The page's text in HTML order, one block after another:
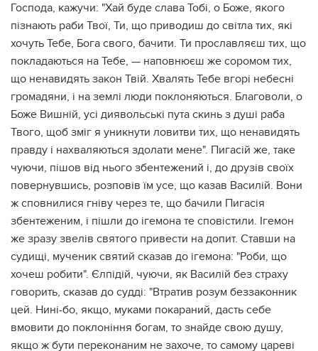
Господа, кажучи: "Хай буде слава Тобі, о Боже, якого
пізнають раби Твої, Ти, що приводиш до світла тих, які
хочуть Тебе, Бога свого, бачити. Ти прославляєш тих, що
покладаються на Тебе, — наповнюєш же соромом тих,
що ненавидять закон Твій. Хвалять Тебе вгорі небесні
громадяни, і на землі люди поклоняються. Благоволи, о
Боже Вишній, усі диявольські пута скинь з душі раба
Твого, щоб зміг я уникнути ловитви тих, що ненавидять
правду і нахваляються здолати мене". Пигасій же, таке
чуючи, пішов від нього збентежений і, до друзів своїх
повернувшись, розповів їм усе, що казав Василій. Вони
ж сповнилися гніву через те, що бачили Пигасія
збентеженим, і пішли до ігемона те сповістили. Ігемон
же зразу звелів святого привести на допит. Ставши на
судищі, мученик святий сказав до ігемона: "Роби, що
хочеш робити". Єлпідій, чуючи, як Василій без страху
говорить, сказав до судді: "Втратив розум беззаконник
цей. Нині-бо, якщо, муками покараний, дасть себе
вмовити до поклоніння богам, то знайде свою душу,
якщо ж бути переконаним не захоче, то самому цареві